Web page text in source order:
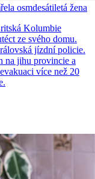
osmdesátiletá žena
Kolumbie
ze svého domu.
jízdní policie.
na jihu provincie a
více než 20